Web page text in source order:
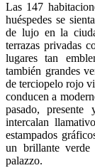
Las 147
huéspedes se
de lujo en la
terrazas privadas
lugares tan
también grandes
de terciopelo rojo
conducen a
pasado,
intercalan
estampados
un brillante
palazzo.